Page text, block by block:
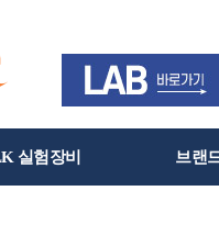
실험장비 브랜